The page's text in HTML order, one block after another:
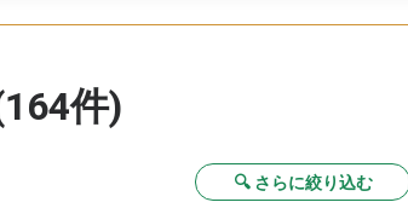
件)
🔍 さらに絞り込む